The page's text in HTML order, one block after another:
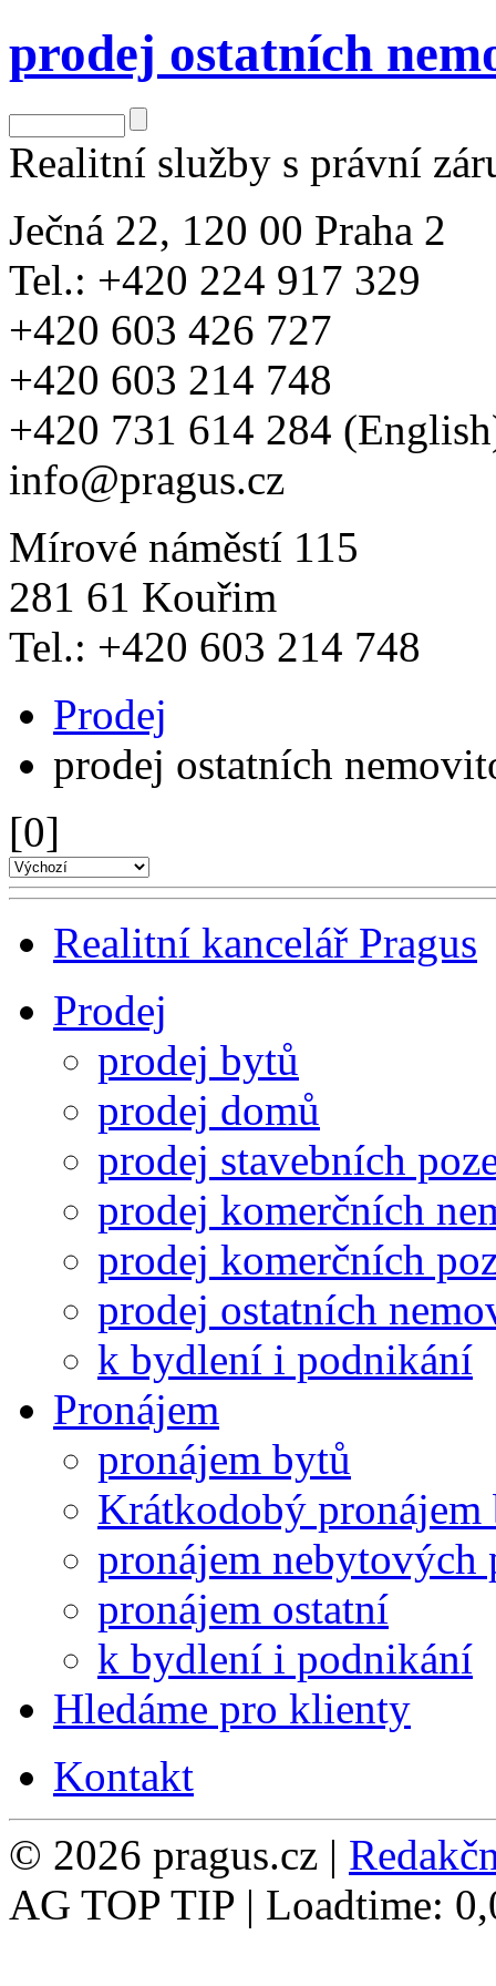
prodej ostatních
Realitní služby s právní
Ječná 22, 120 00 Praha 2
Tel.: +420 224 917 329
+420 603 426 727
+420 603 214 748
+420 731 614 284
info@pragus.cz
Mírové náměstí 115
281 61 Kouřim
Tel.: +420 603 214 748
Prodej
prodej ostatních
[0]
Realitní kancelář Pragus
Prodej
prodej bytů
prodej domů
prodej stavebních
prodej komerčních
prodej komerčních
prodej ostatních
k bydlení i podnikání
Pronájem
pronájem bytů
Krátkodobý pronájem
pronájem nebytových
pronájem ostatní
k bydlení i podnikání
Hledáme pro klienty
Kontakt
© 2026 pragus.cz |
AG TOP TIP | Loadtime: